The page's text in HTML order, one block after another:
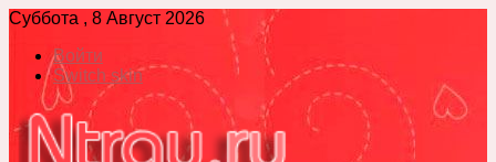
Суббота , 8 Август 2026
Войти
Switch skin